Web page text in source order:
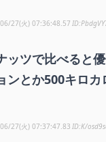
27(火) 07:36:48.57
ッツで比べると
ンとか500キロカ
27(火) 07:37:47.83 K/